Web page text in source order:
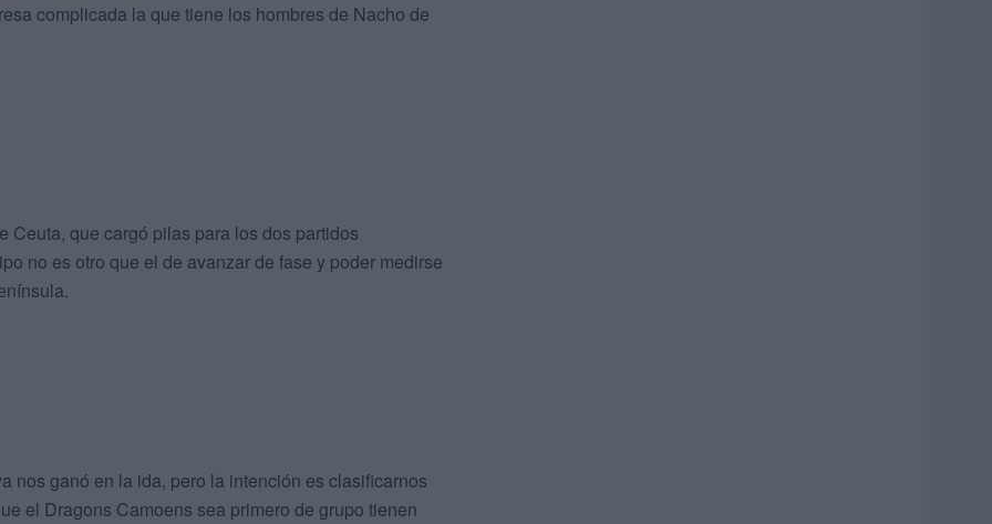
complicada la que tiene los hombres de Nacho de
Ceuta, que cargó pilas para los dos partidos
no es otro que el de avanzar de fase y poder medirse
nos ganó en la ida, pero la intención es clasificarnos
el Dragons Camoens sea primero de grupo tienen